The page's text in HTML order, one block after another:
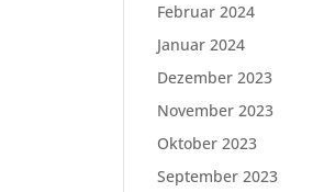
Februar 2024
Januar 2024
Dezember 2023
November 2023
Oktober 2023
September 2023